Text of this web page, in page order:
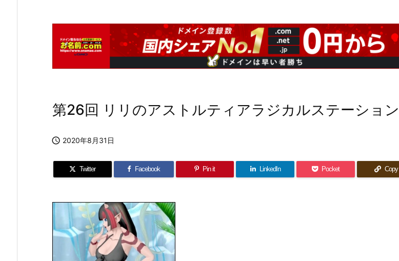
第26回 リリのアストルティアラジカルステーション
 2020年8月31日
Twitter Facebook Pin it LinkedIn Pocket Copy